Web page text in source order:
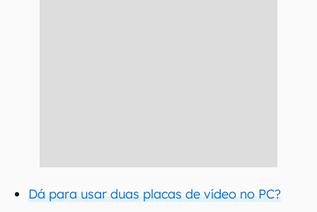
Dá para usar duas placas de vídeo no PC?